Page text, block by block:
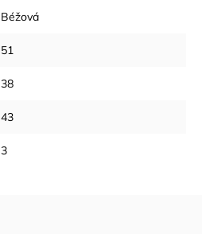
Béžová
51
38
43
3